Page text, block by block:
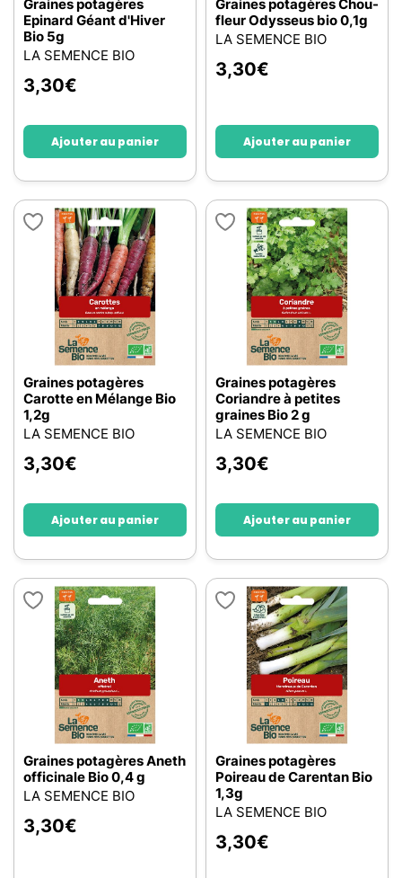
Graines potagères
Epinard Géant d'Hiver
Bio 5g
LA SEMENCE BIO
3,30€
Ajouter au panier
Graines potagères Chou-
fleur Odysseus bio 0,1g
LA SEMENCE BIO
3,30€
Ajouter au panier
Graines potagères
Carotte en Mélange Bio
1,2g
LA SEMENCE BIO
3,30€
Ajouter au panier
Graines potagères
Coriandre à petites
graines Bio 2 g
LA SEMENCE BIO
3,30€
Ajouter au panier
Graines potagères Aneth
officinale Bio 0,4 g
LA SEMENCE BIO
3,30€
Graines potagères
Poireau de Carentan Bio
1,3g
LA SEMENCE BIO
3,30€